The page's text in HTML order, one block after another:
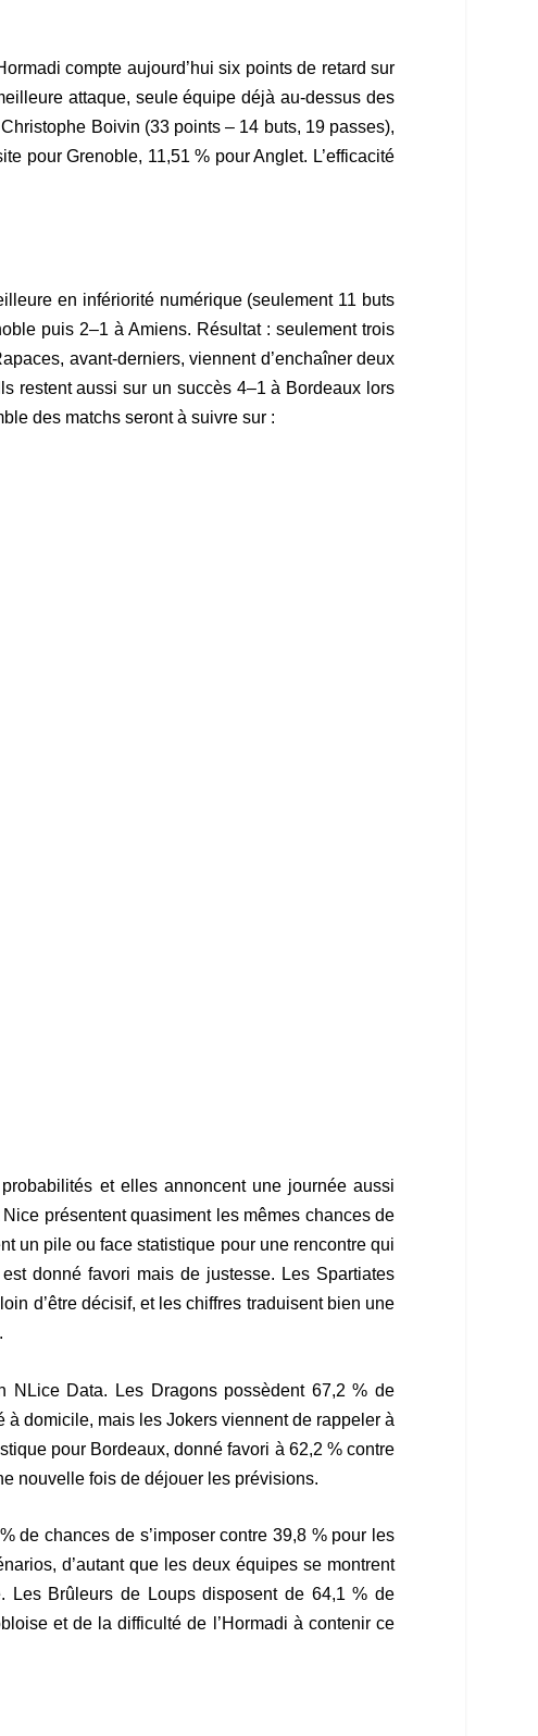
compte aujourd’hui six points de retard sur
attaque, seule équipe déjà au-dessus des
Boivin (33 points – 14 buts, 19 passes),
pour Grenoble, 11,51 % pour Anglet. L’efficacité
en infériorité numérique (seulement 11 buts
puis 2–1 à Amiens. Résultat : seulement trois
avant-derniers, viennent d’enchaîner deux
restent aussi sur un succès 4–1 à Bordeaux lors
des matchs seront à suivre sur :
et elles annoncent une journée aussi
présentent quasiment les mêmes chances de
un pile ou face statistique pour une rencontre qui
donné favori mais de justesse. Les Spartiates
d’être décisif, et les chiffres traduisent bien une
NLice Data. Les Dragons possèdent 67,2 % de
domicile, mais les Jokers viennent de rappeler à
pour Bordeaux, donné favori à 62,2 % contre
nouvelle fois de déjouer les prévisions.
de chances de s’imposer contre 39,8 % pour les
d’autant que les deux équipes se montrent
Les Brûleurs de Loups disposent de 64,1 % de
et de la difficulté de l’Hormadi à contenir ce